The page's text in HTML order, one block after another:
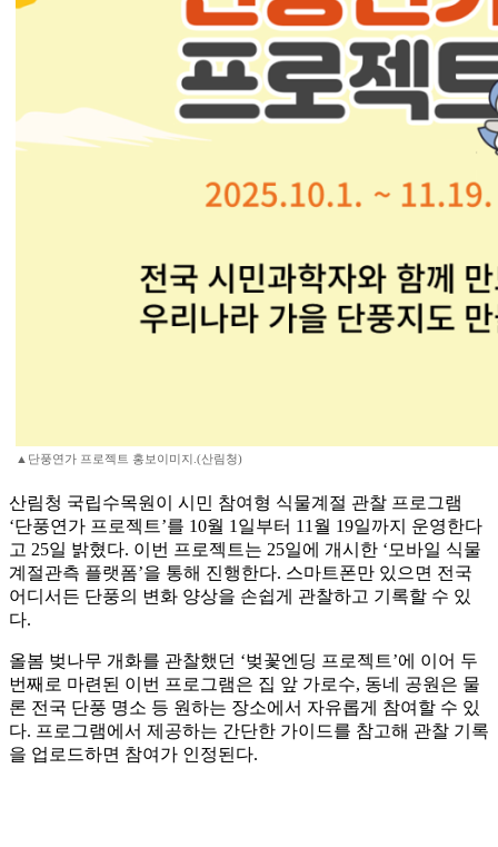
▲단풍연가 프로젝트 홍보이미지.(산림청)
산림청 국립수목원이 시민 참여형 식물계절 관찰 프로그램
‘단풍연가 프로젝트’를 10월 1일부터 11월 19일까지 운영한다
고 25일 밝혔다. 이번 프로젝트는 25일에 개시한 ‘모바일 식물
계절관측 플랫폼’을 통해 진행한다. 스마트폰만 있으면 전국
어디서든 단풍의 변화 양상을 손쉽게 관찰하고 기록할 수 있
다.
올봄 벚나무 개화를 관찰했던 ‘벚꽃엔딩 프로젝트’에 이어 두
번째로 마련된 이번 프로그램은 집 앞 가로수, 동네 공원은 물
론 전국 단풍 명소 등 원하는 장소에서 자유롭게 참여할 수 있
다. 프로그램에서 제공하는 간단한 가이드를 참고해 관찰 기록
을 업로드하면 참여가 인정된다.